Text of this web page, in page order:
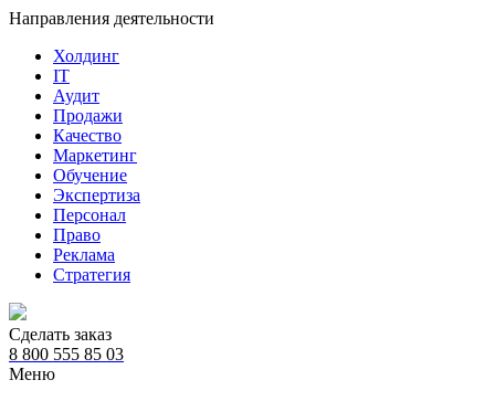
Направления деятельности
Холдинг
IT
Аудит
Продажи
Качество
Маркетинг
Обучение
Экспертиза
Персонал
Право
Реклама
Стратегия
Сделать заказ
8 800 555 85 03
Меню